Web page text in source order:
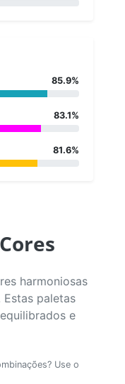
85.9%
83.1%
81.6%
harmoniosas
Estas paletas
e
Use o